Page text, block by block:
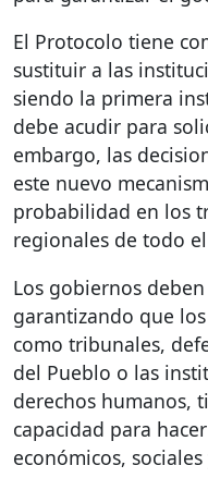
El Protocolo tiene
sustituir a las
siendo la primera
debe acudir para
embargo, las
este nuevo
probabilidad en los
regionales de todo
Los gobiernos
garantizando que
como tribunales,
del Pueblo o las
derechos humanos,
capacidad para
económicos,